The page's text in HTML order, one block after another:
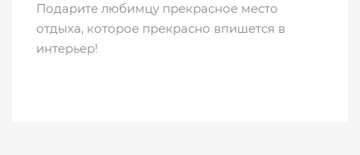
Подарите любимцу прекрасное место
отдыха, которое прекрасно впишется в
интерьер!